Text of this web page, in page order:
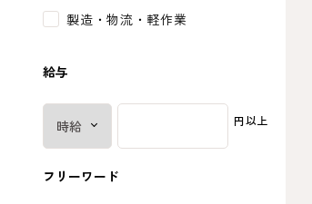
製造・物流・軽作業
給与
円以上
フリーワード